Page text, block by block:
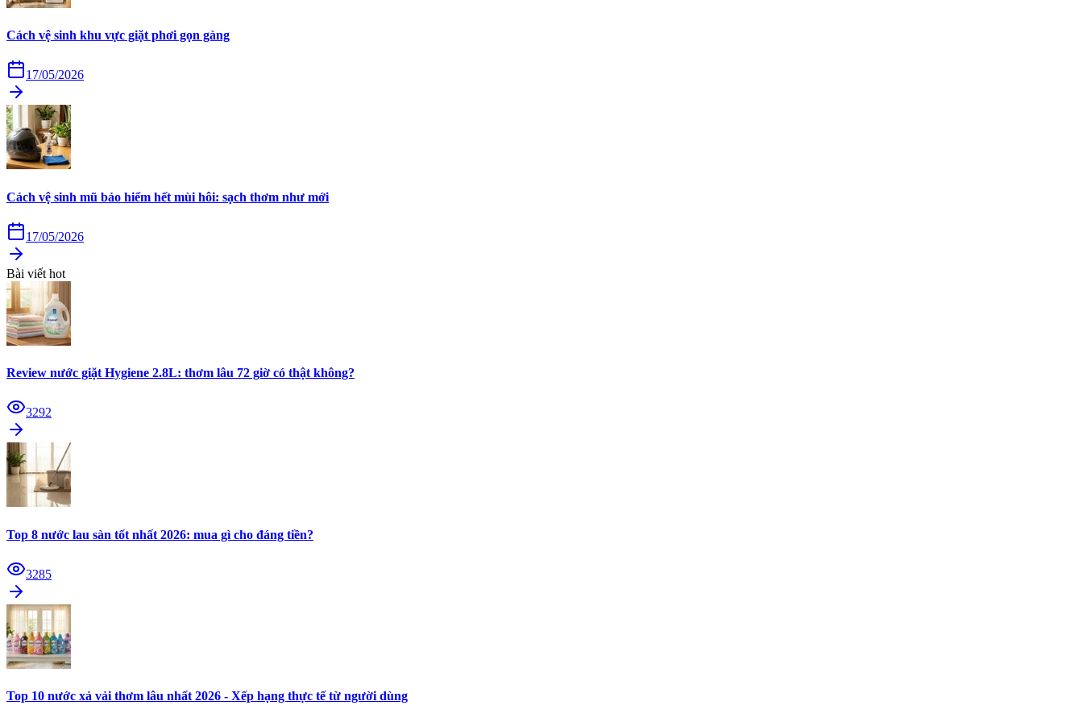
Cách vệ sinh khu vực giặt phơi gọn gàng
17/05/2026
Cách vệ sinh mũ bảo hiểm hết mùi hôi: sạch thơm như mới
17/05/2026
Bài viết hot
Review nước giặt Hygiene 2.8L: thơm lâu 72 giờ có thật không?
3292
Top 8 nước lau sàn tốt nhất 2026: mua gì cho đáng tiền?
3285
Top 10 nước xả vải thơm lâu nhất 2026 - Xếp hạng thực tế từ người dùng